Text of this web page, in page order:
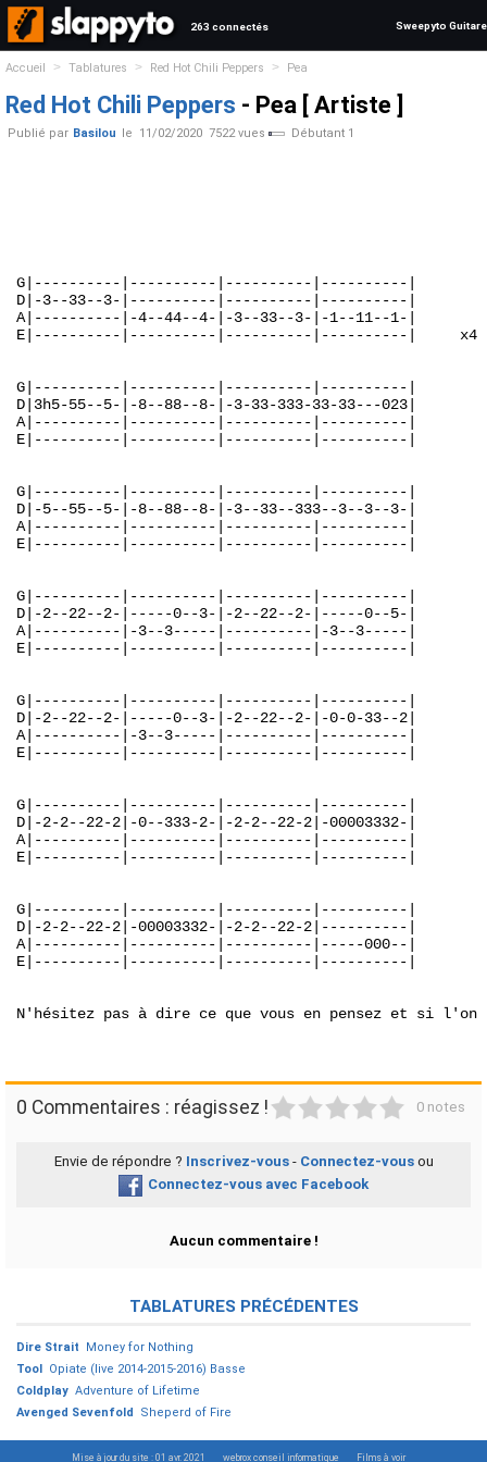
263 connectés Sweepyto Guitare
Accueil > Tablatures > Red Hot Chili Peppers > Pea
Red Hot Chili Peppers - Pea [ Artiste ]
Publié par Basilou le 11/02/2020 7522 vues Débutant 1
G|----------|----------|----------|----------|
D|-3--33--3-|----------|----------|----------|
A|----------|-4--44--4-|-3--33--3-|-1--11--1-|
E|----------|----------|----------|----------|     x4
G|----------|----------|----------|----------|
D|3h5-55--5-|-8--88--8-|-3-33-333-33-33---023|
A|----------|----------|----------|----------|
E|----------|----------|----------|----------|
G|----------|----------|----------|----------|
D|-5--55--5-|-8--88--8-|-3--33--333--3--3--3-|
A|----------|----------|----------|----------|
E|----------|----------|----------|----------|
G|----------|----------|----------|----------|
D|-2--22--2-|-----0--3-|-2--22--2-|-----0--5-|
A|----------|-3--3-----|----------|-3--3-----|
E|----------|----------|----------|----------|
G|----------|----------|----------|----------|
D|-2--22--2-|-----0--3-|-2--22--2-|-0-0-33--2|
A|----------|-3--3-----|----------|----------|
E|----------|----------|----------|----------|
G|----------|----------|----------|----------|
D|-2-2--22-2|-0--333-2-|-2-2--22-2|-00003332-|
A|----------|----------|----------|----------|
E|----------|----------|----------|----------|
G|----------|----------|----------|----------|
D|-2-2--22-2|-00003332-|-2-2--22-2|----------|
A|----------|----------|----------|-----000--|
E|----------|----------|----------|----------|
N'hésitez pas à dire ce que vous en pensez et si
0 Commentaires : réagissez ! 0 notes
Envie de répondre ? Inscrivez-vous- Connectez-vousou
Connectez-vous avec Facebook
Aucun commentaire !
TABLATURES PRÉCÉDENTES
Dire Strait
Money for Nothing
Tool Opiate (live 2014-2015-2016) Basse
Coldplay Adventure of Lifetime
Avenged Sevenfold
Sheperd of Fire
Mise à jour du site : 01 avr. 2021 webrox conseil informatique Films à voir